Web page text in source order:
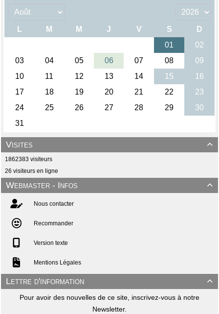

Visites
1862383 visiteurs
26 visiteurs en ligne

Webmaster - Infos
Nous contacter
Recommander
Version texte
Mentions Légales

Lettre d'information
Pour avoir des nouvelles de ce site, inscrivez-vous à notre
Newsletter.